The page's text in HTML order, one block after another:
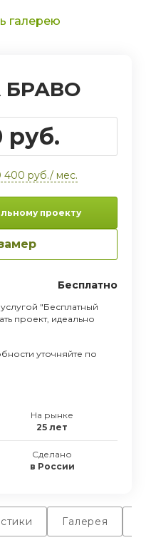
галерею
руб.
400 руб./ мес.
проекту
Бесплатно
"Бесплатный
проект, идеально
уточняйте по
На рынке
25 лет
Сделано
в России
Галерея